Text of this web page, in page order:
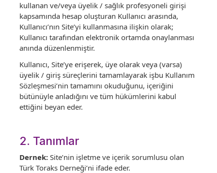
kullanan ve/veya üyelik / sağlık profesyoneli girişi
kapsamında hesap oluşturan Kullanıcı arasında,
Kullanıcı’nın Site’yi kullanmasına ilişkin olarak;
Kullanıcı tarafından elektronik ortamda onaylanması
anında düzenlenmiştir.
Kullanıcı, Site’ye erişerek, üye olarak veya (varsa)
üyelik / giriş süreçlerini tamamlayarak işbu Kullanım
Sözleşmesi’nin tamamını okuduğunu, içeriğini
bütünüyle anladığını ve tüm hükümlerini kabul
ettiğini beyan eder.
2. Tanımlar
Dernek: Site’nin işletme ve içerik sorumlusu olan
Türk Toraks Derneği’ni ifade eder.